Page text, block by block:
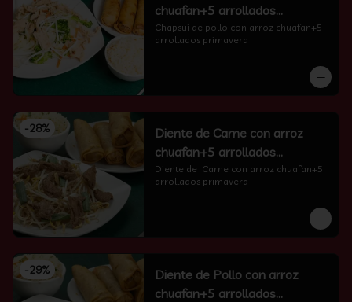
chuafan+5 arrollados
primavera
Chapsui de pollo con arroz chuafan+5
arrollados primavera
-28%
Diente de Carne con arroz
chuafan+5 arrollados
primavera
Diente de  Carne con arroz chuafan+5
arrollados primavera
-29%
Diente de Pollo con arroz
chuafan+5 arrollados